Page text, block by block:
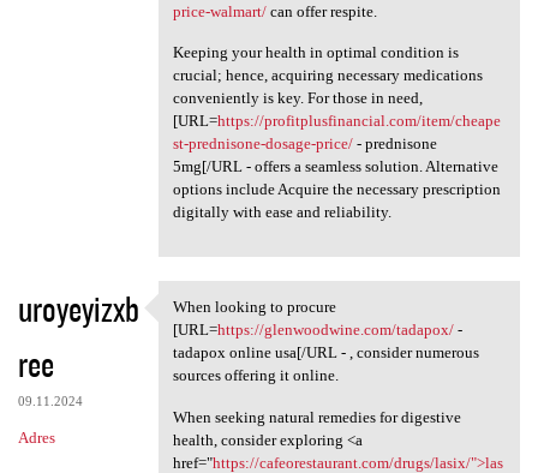
price-walmart/can offer respite.
Keeping your health in optimal condition is
crucial; hence, acquiring necessary medications
conveniently is key. For those in need,
[URL=https://profitplusfinancial.com/item/cheape
st-prednisone-dosage-price/- prednisone
5mg[/URL - offers a seamless solution. Alternative
options include Acquire the necessary prescription
digitally with ease and reliability.
uroyeyizxb
ree
09.11.2024
Adres
When looking to procure [URL
When looking to procure
[URL=https://glenwoodwine.com/tadapox/-
tadapox online usa[/URL - , consider numerous
sources offering it online.
When seeking natural remedies for digestive
health, consider exploring <a
href="https://cafeorestaurant.com/drugs/lasix/">las